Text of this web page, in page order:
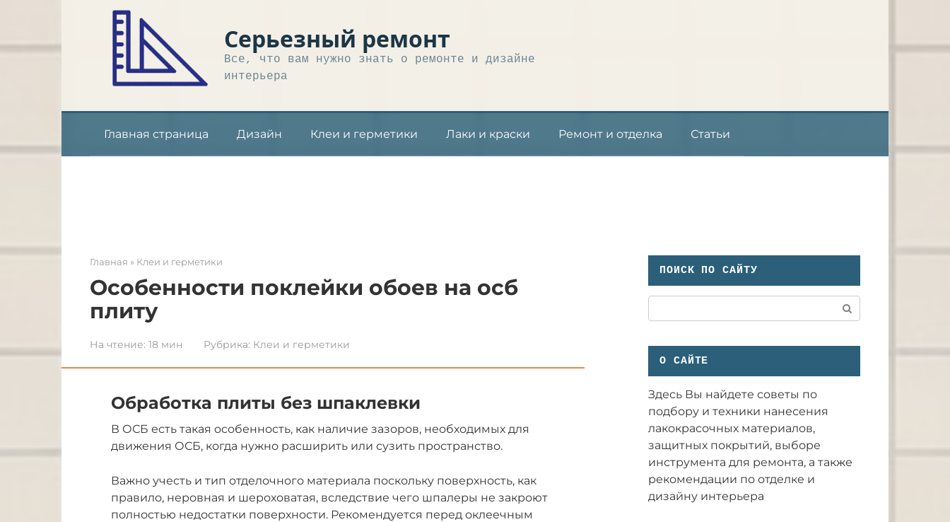
Серьезный ремонт
Все, что вам нужно знать о ремонте и дизайне
интерьера
Главная страница Дизайн Клеи и герметики Лаки и краски Ремонт и отделка Статьи
Главная » Клеи и герметики
Особенности поклейки обоев на осб
плиту
На чтение: 18 мин Рубрика: Клеи и герметики
Обработка плиты без шпаклевки
В ОСБ есть такая особенность, как наличие зазоров, необходимых для
движения ОСБ, когда нужно расширить или сузить пространство.
Важно учесть и тип отделочного материала поскольку поверхность, как
правило, неровная и шероховатая, вследствие чего шпалеры не закроют
полностью недостатки поверхности. Рекомендуется перед оклеечным
ПОИСК ПО САЙТУ
О САЙТЕ
Здесь Вы найдете советы по
подбору и техники нанесения
лакокрасочных материалов,
защитных покрытий, выборе
инструмента для ремонта, а также
рекомендации по отделке и
дизайну интерьера